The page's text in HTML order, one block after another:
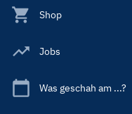
Shop
Jobs
Was geschah am ...?